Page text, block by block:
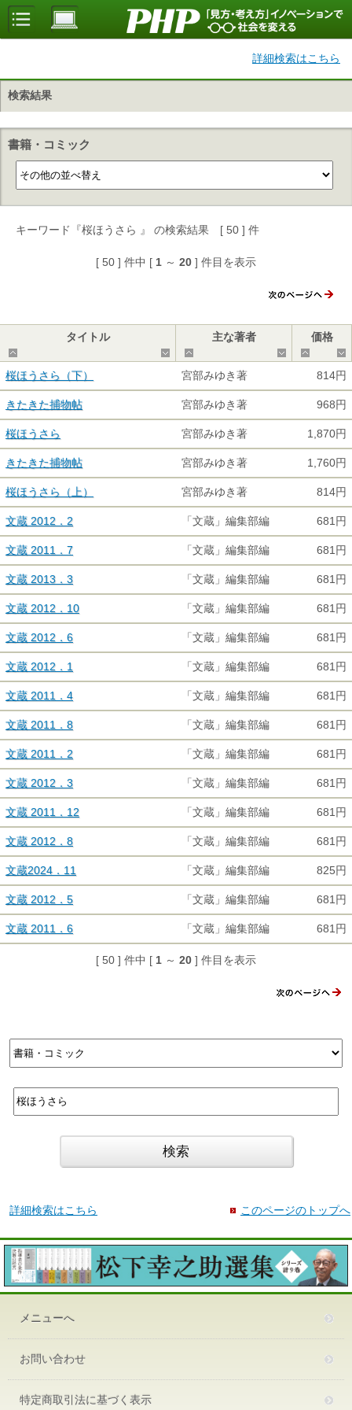
詳細検索はこちら
検索結果
書籍・コミック
キーワード『桜ほうさら 』 の検索結果 [ 50 ] 件
[ 50 ] 件中 [ 1 ～ 20 ] 件目を表示
タイトル
主な著者
価格
桜ほうさら（下）
宮部みゆき著 814円
きたきた捕物帖 宮部みゆき著 968円
桜ほうさら 宮部みゆき著 1,870円
きたきた捕物帖 宮部みゆき著 1,760円
桜ほうさら（上） 宮部みゆき著 814円
文蔵 2012．2 「文蔵」編集部編 681円
文蔵 2011．7 「文蔵」編集部編 681円
文蔵 2013．3 「文蔵」編集部編 681円
文蔵 2012．10 「文蔵」編集部編 681円
文蔵 2012．6 「文蔵」編集部編 681円
文蔵 2012．1 「文蔵」編集部編 681円
文蔵 2011．4 「文蔵」編集部編 681円
文蔵 2011．8 「文蔵」編集部編 681円
文蔵 2011．2 「文蔵」編集部編 681円
文蔵 2012．3 「文蔵」編集部編 681円
文蔵 2011．12 「文蔵」編集部編 681円
文蔵 2012．8 「文蔵」編集部編 681円
文蔵2024．11 「文蔵」編集部編 825円
文蔵 2012．5 「文蔵」編集部編 681円
文蔵 2011．6 「文蔵」編集部編 681円
[ 50 ] 件中 [ 1 ～ 20 ] 件目を表示
詳細検索はこちら このページのトップへ
メニューへ
お問い合わせ
特定商取引法に基づく表示